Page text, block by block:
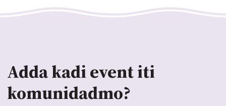
Adda kadi event iti
komunidadmo?